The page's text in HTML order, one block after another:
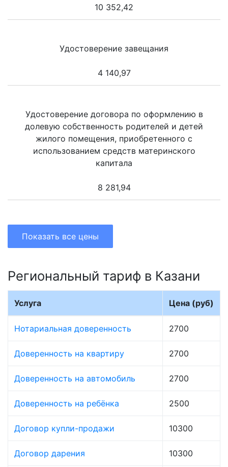
10 352,42
Удостоверение завещания
4 140,97
Удостоверение договора по оформлению в
долевую собственность родителей и детей
жилого помещения, приобретенного с
использованием средств материнского
капитала
8 281,94
Показать все цены
Региональный тариф в Казани
Услуга Цена (руб)
Нотариальная доверенность 2700
Доверенность на квартиру 2700
Доверенность на автомобиль 2700
Доверенность на ребёнка 2500
Договор купли-продажи 10300
Договор дарения 10300